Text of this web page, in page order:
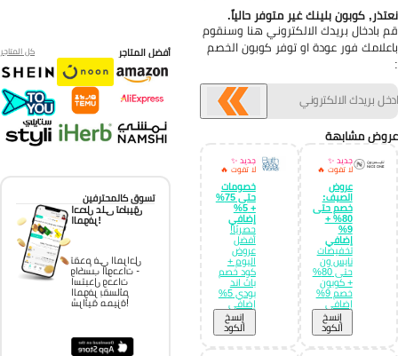
كوبون بلينك غير متوفر حالياً.
بادخال بريدك الالكتروني هنا وسنقوم
فور عودة او توفر كوبون الخصم
مشابهة
جديد ✨
لا تفوت 🔥
عروض
الصيف:
خصم حتى
80% +
9%
إضافي
تخفيضات
نايس ون
حتى 80%
+ كوبون
خصم 9%
إضافي
إِنسخ
الكود
جديد ✨
لا تفوت 🔥
خصومات
حتى 75%
+ 5%
إضافي
حصريًا!
أفضل
عروض
اليوم +
كود خصم
باث اند
بودي 5%
إضافي
إِنسخ
الكود
أفضل المتاجر كل المتاجر
تسوق كالمحترفين
احصل على تطبيق
الموفر!
تقدم في المراحل
واكسب الوحدات -
استبدل وحدات
الموفر بقسائم
شرائية مميزة!